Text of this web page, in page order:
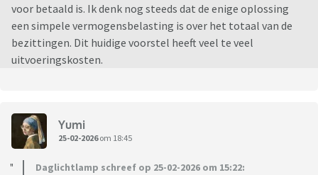
voor betaald is. Ik denk nog steeds dat de enige oplossing
een simpele vermogensbelasting is over het totaal van de
bezittingen. Dit huidige voorstel heeft veel te veel
uitvoeringskosten.
Yumi
25-02-2026om 18:45
Daglichtlamp schreef op 25-02-2026 om 15:22: